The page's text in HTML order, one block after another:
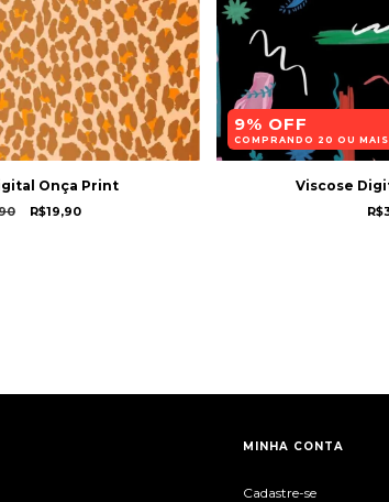
Onça Print
R$19,90
9% OFF
COMPRANDO 20 OU MAIS
Viscose
MINHA CONTA
Cadastre-se